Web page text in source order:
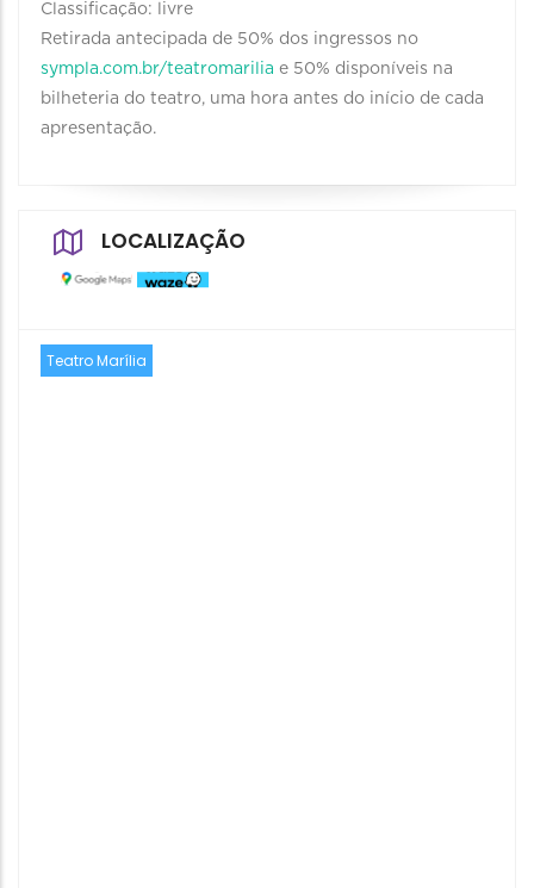
Classificação: livre
Retirada antecipada de 50% dos ingressos no
sympla.com.br/teatromarilia e 50% disponíveis na
bilheteria do teatro, uma hora antes do início de cada
apresentação.
LOCALIZAÇÃO
Teatro Marília